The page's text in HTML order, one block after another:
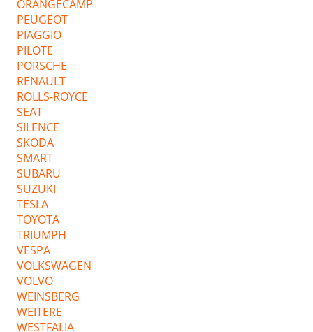
ORANGECAMP
PEUGEOT
PIAGGIO
PILOTE
PORSCHE
RENAULT
ROLLS-ROYCE
SEAT
SILENCE
SKODA
SMART
SUBARU
SUZUKI
TESLA
TOYOTA
TRIUMPH
VESPA
VOLKSWAGEN
VOLVO
WEINSBERG
WEITERE
WESTFALIA